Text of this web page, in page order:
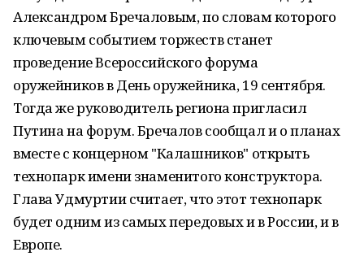
Александром Бречаловым, по словам которого
ключевым событием торжеств станет
проведение Всероссийского форума
оружейников в День оружейника, 19 сентября.
Тогда же руководитель региона пригласил
Путина на форум. Бречалов сообщал и о планах
вместе с концерном "Калашников" открыть
технопарк имени знаменитого конструктора.
Глава Удмуртии считает, что этот технопарк
будет одним из самых передовых и в России, и в
Европе.